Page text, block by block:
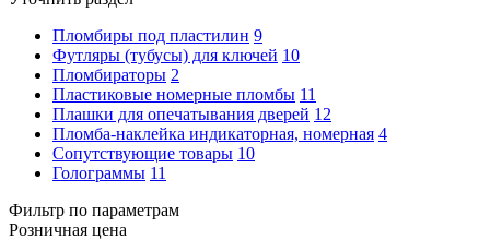
Пломбиры под пластилин 9
Футляры (тубусы) для ключей 10
Пломбираторы 2
Пластиковые номерные пломбы 11
Плашки для опечатывания дверей 12
Пломба-наклейка индикаторная, номерная 4
Сопутствующие товары 10
Голограммы 11
Фильтр по параметрам
Розничная цена